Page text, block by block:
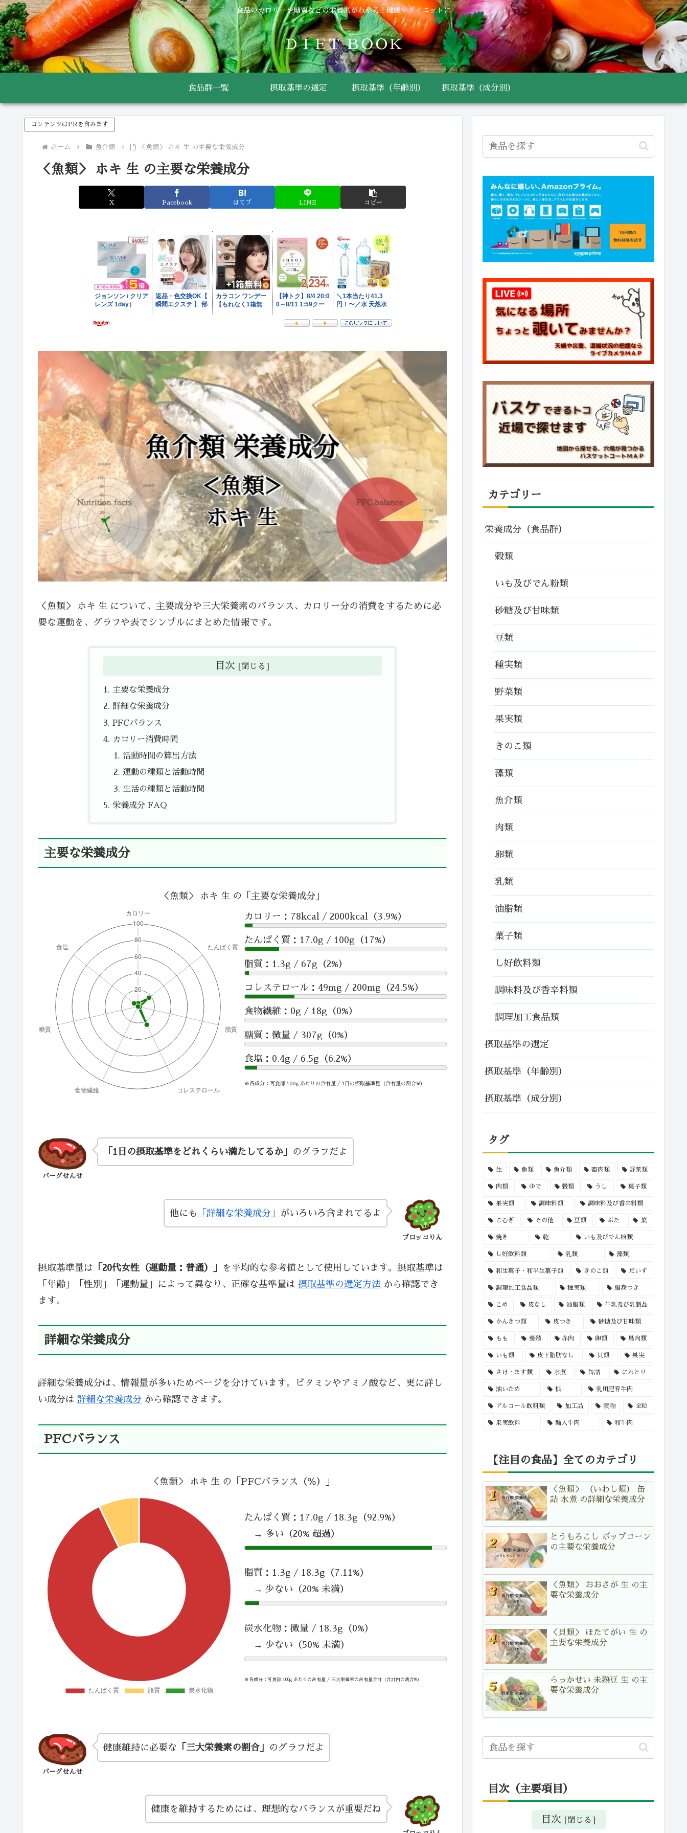
食品のカロリーや糖質などの栄養素がわかる！健康やダイエットに
ＤＩＥＴ ＢＯＯＫ
食品群一覧 摂取基準の選定 摂取基準（年齢別） 摂取基準（成分別）
コンテンツはPRを含みます
ホーム 魚介類 ＜魚類＞ ホキ 生 の主要な栄養成分
＜魚類＞ ホキ 生 の主要な栄養成分
X Facebook はてブ LINE コピー
＜魚類＞ ホキ 生 について、主要成分や三大栄養素のバランス、カロリー分の消費をするために必
要な運動を、グラフや表でシンプルにまとめた情報です。
目次
主要な栄養成分
詳細な栄養成分
PFCバランス
カロリー消費時間
活動時間の算出方法
運動の種類と活動時間
生活の種類と活動時間
栄養成分 FAQ
主要な栄養成分
＜魚類＞ ホキ 生 の「主要な栄養成分」
カロリー：78kcal / 2000kcal（3.9%）
たんぱく質：17.0g / 100g（17%）
脂質：1.3g / 67g（2%）
コレステロール：49mg / 200mg（24.5%）
食物繊維：0g / 18g（0%）
糖質：微量 / 307g（0%）
食塩：0.4g / 6.5g（6.2%）
※各成分：可食部 100g あたりの含有量 / 1日の摂取基準量（含有量の割合%）
バーグせんせ
「1日の摂取基準をどれくらい満たしてるか」 のグラフだよ
ブロッコりん
他にも 「詳細な栄養成分」 がいろいろ含まれてるよ
摂取基準量は 「20代女性（運動量：普通）」
を平均的な参考値として使用しています。摂取基準は
「年齢」「性別」「運動量」によって異なり、正確な基準量は 摂取基準の選定方法 から確認でき
ます。
詳細な栄養成分
詳細な栄養成分は、情報量が多いためページを分けています。ビタミンやアミノ酸など、更に詳し
い成分は 詳細な栄養成分 から確認できます。
PFCバランス
＜魚類＞ ホキ 生 の「PFCバランス（％）」
たんぱく質：17.0g / 18.3g（92.9%）
→ 多い（20% 超過）
脂質：1.3g / 18.3g（7.11%）
→ 少ない（20% 未満）
炭水化物：微量 / 18.3g（0%）
→ 少ない（50% 未満）
※各成分：可食部 100g あたりの含有量 / 三大栄養素の含有量合計（合計内の割合%）
バーグせんせ
健康維持に必要な 「三大栄養素の割合」 のグラフだよ
健康を維持するためには、理想的なバランスが重要だね
カテゴリー
栄養成分（食品群）
穀類
いも及びでん粉類
砂糖及び甘味類
豆類
種実類
野菜類
果実類
きのこ類
藻類
魚介類
肉類
卵類
乳類
油脂類
菓子類
し好飲料類
調味料及び香辛料類
調理加工食品類
摂取基準の選定
摂取基準（年齢別）
摂取基準（成分別）
タグ
生 魚類 魚介類 畜肉類 野菜類
肉類 ゆで 穀類 うし 菓子類
果実類 調味料類 調味料及び香辛料類
こむぎ その他 豆類 ぶた 葉
焼き 乾 いも及びでん粉類
し好飲料類 乳類 藻類
和生菓子・和半生菓子類 きのこ類 だいず
調理加工食品類 種実類 脂身つき
こめ 皮なし 油脂類 牛乳及び乳製品
かんきつ類 皮つき 砂糖及び甘味類
もも 養殖 赤肉 卵類 鳥肉類
いも類 皮下脂肪なし 貝類 果実
さけ・ます類 水煮 缶詰 にわとり
油いため 根 乳用肥育牛肉
アルコール飲料類 加工品 漬物 全粒
果実飲料 輸入牛肉 和牛肉
【注目の食品】全てのカテゴリ
＜魚類＞ （いわし類） 缶
詰 水煮 の詳細な栄養成分
とうもろこし ポップコーン
の主要な栄養成分
＜魚類＞ おおさが 生 の主
要な栄養成分
＜貝類＞ ほたてがい 生 の
主要な栄養成分
らっかせい 未熟豆 生 の主
要な栄養成分
目次（主要項目）
目次